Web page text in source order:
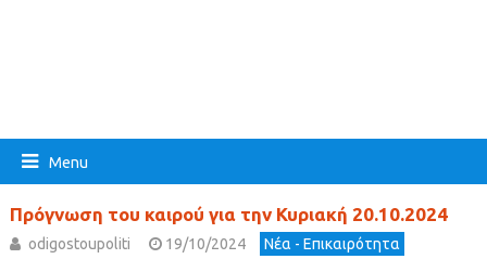
Menu
Πρόγνωση του καιρού για την Κυριακή 20.10.2024
odigostoupoliti 19/10/2024
Νέα - Επικαιρότητα